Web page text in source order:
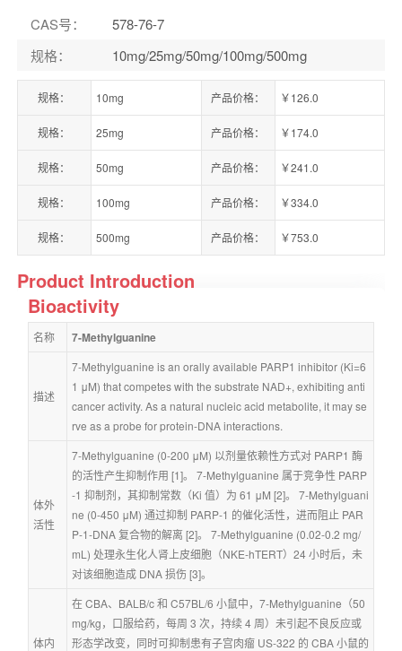
CAS号：
578-76-7
规格： 10mg/25mg/50mg/100mg/500mg
规格： 10mg 产品价格： ￥126.0
规格： 25mg 产品价格： ￥174.0
规格： 50mg 产品价格： ￥241.0
规格： 100mg 产品价格： ￥334.0
规格： 500mg 产品价格： ￥753.0
Product Introduction
Bioactivity
名称 7-Methylguanine
描述
7-Methylguanine is an orally available PARP1 inhibitor (Ki=6
1 μM) that competes with the substrate NAD+, exhibiting anti
cancer activity. As a natural nucleic acid metabolite, it may se
rve as a probe for protein-DNA interactions.
体外
活性
7-Methylguanine (0-200 μM) 以剂量依赖性方式对 PARP1 酶
的活性产生抑制作用 [1]。 7-Methylguanine 属于竞争性 PARP
-1 抑制剂，其抑制常数（Ki 值）为 61 μM [2]。 7-Methylguani
ne (0-450 μM) 通过抑制 PARP-1 的催化活性，进而阻止 PAR
P-1-DNA 复合物的解离 [2]。 7-Methylguanine (0.02-0.2 mg/
mL) 处理永生化人肾上皮细胞（NKE-hTERT）24 小时后，未
对该细胞造成 DNA 损伤 [3]。
体内
在 CBA、BALB/c 和 C57BL/6 小鼠中，7-Methylguanine（50
mg/kg，口服给药，每周 3 次，持续 4 周）未引起不良反应或
形态学改变，同时可抑制患有子宫肉瘤 US-322 的 CBA 小鼠的